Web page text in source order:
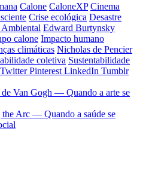
Calone CaloneXP Cinema
Crise ecológica Desastre
Edward Burtynsky
calone Impacto humano
climáticas Nicholas de Pencier
coletiva Sustentabilidade
Twitter Pinterest LinkedIn Tumblr
Van Gogh — Quando a arte se
Arc — Quando a saúde se